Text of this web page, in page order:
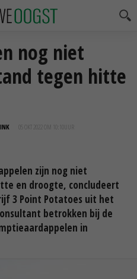
nog niet
tegen hitte
05 OKT 2022 OM 10:10
zijn nog niet
en droogte, concludeert
3 Point Potatoes uit het
betrokken bij de
in